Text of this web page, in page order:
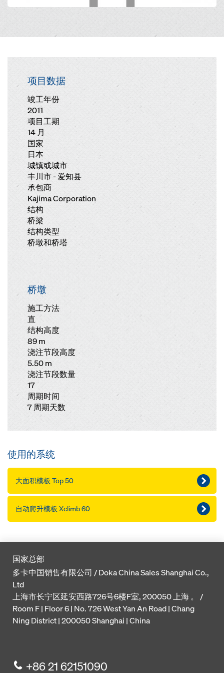
项目数据
竣工年份
2011
项目工期
14 月
国家
日本
城镇或城市
丰川市 - 爱知县
承包商
Kajima Corporation
结构
桥梁
结构类型
桥墩和桥塔
桥墩
施工方法
直
结构高度
89 m
浇注节段高度
5.50 m
浇注节段数量
17
周期时间
7 周期天数
使用的系统
大面积模板 Top 50
自动爬升模板 Xclimb 60
国家总部
多卡中国销售有限公司 / Doka China Sales Shanghai Co.,
Ltd
上海市长宁区延安西路726号6楼F室, 200050 上海 。 /
Room F | Floor 6 | No. 726 West Yan An Road | Chang
Ning District | 200050 Shanghai | China
+86 21 62151090